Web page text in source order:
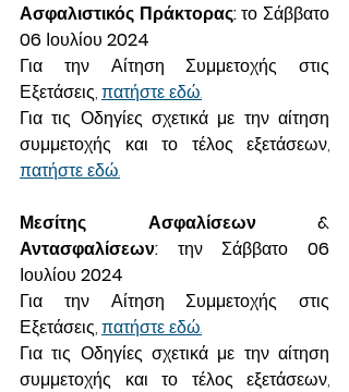
Ασφαλιστικός Πράκτορας:
06 Ιουλίου 2024
Για την Αίτηση Συμμετοχής στις
Εξετάσεις, πατήστε εδώ.
Για τις Οδηγίες σχετικά με την αίτηση
πατήστε εδώ.
Μεσίτης Ασφαλίσεων &
Αντασφαλίσεων: την Σάββατο
Ιουλίου 2024
Για την Αίτηση Συμμετοχής στις
Εξετάσεις, πατήστε εδώ.
Για τις Οδηγίες σχετικά με την αίτηση